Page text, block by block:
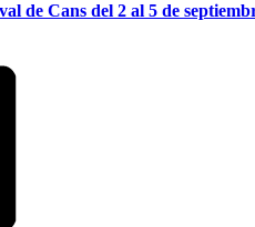
de Cans del 2 al 5 de